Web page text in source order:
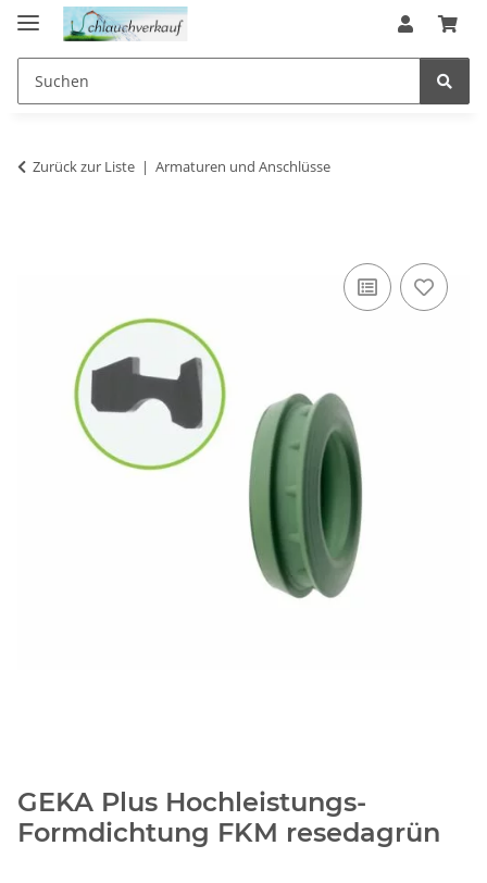
Zurück zur Liste Armaturen und Anschlüsse
GEKA Plus Hochleistungs-
Formdichtung FKM resedagrün